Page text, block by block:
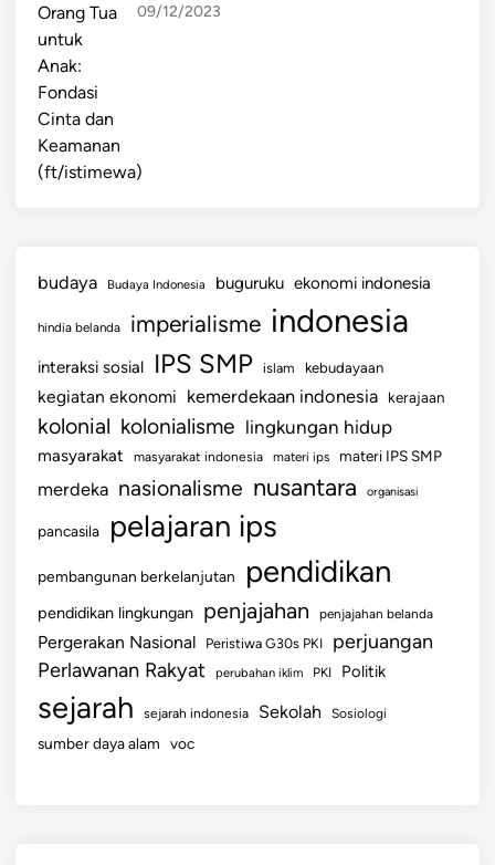
09/12/2023
budaya Budaya Indonesia buguruku ekonomi indonesia
hindia belanda imperialisme indonesia
interaksi sosial IPS SMP islam kebudayaan
kegiatan ekonomi kemerdekaan indonesia kerajaan
kolonial kolonialisme lingkungan hidup
masyarakat masyarakat indonesia materi ips materi IPS SMP
merdeka nasionalisme nusantara organisasi
pancasila pelajaran ips
pembangunan berkelanjutan pendidikan
pendidikan lingkungan penjajahan penjajahan belanda
Pergerakan Nasional Peristiwa G30s PKI perjuangan
Perlawanan Rakyat perubahan iklim PKI Politik
sejarah sejarah indonesia Sekolah Sosiologi
sumber daya alam voc